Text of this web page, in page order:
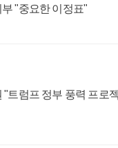
"중요한 이정표"
"트럼프 정부 풍력 프로